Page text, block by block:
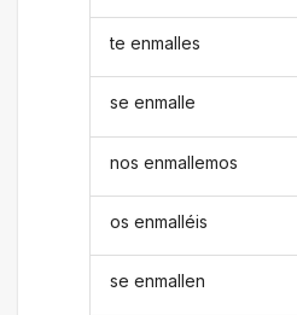
te enmalles
se enmalle
nos enmallemos
os enmalléis
se enmallen